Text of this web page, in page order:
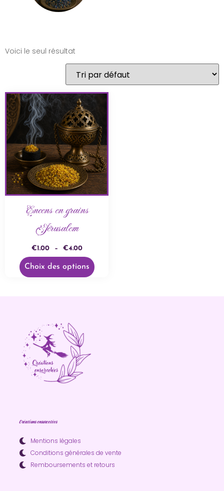
Voici le seul résultat
Encens en grains
Jérusalem
€1.00 – €4.00
Choix des options
Créations ensorcelées
Mentions légales
Conditions générales de vente
Remboursements et retours